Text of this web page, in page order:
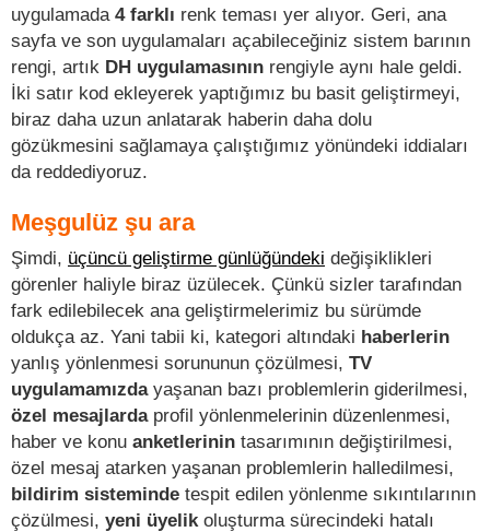
uygulamada 4 farklı renk teması yer alıyor. Geri, ana
sayfa ve son uygulamaları açabileceğiniz sistem barının
rengi, artık DH uygulamasının rengiyle aynı hale geldi.
İki satır kod ekleyerek yaptığımız bu basit geliştirmeyi,
biraz daha uzun anlatarak haberin daha dolu
gözükmesini sağlamaya çalıştığımız yönündeki iddiaları
da reddediyoruz.
Meşgulüz şu ara
Şimdi, üçüncü geliştirme günlüğündeki değişiklikleri
görenler haliyle biraz üzülecek. Çünkü sizler tarafından
fark edilebilecek ana geliştirmelerimiz bu sürümde
oldukça az. Yani tabii ki, kategori altındaki haberlerin
yanlış yönlenmesi sorununun çözülmesi, TV
uygulamamızdayaşanan bazı problemlerin giderilmesi,
özel mesajlardaprofil yönlenmelerinin düzenlenmesi,
haber ve konu anketlerinin tasarımının değiştirilmesi,
özel mesaj atarken yaşanan problemlerin halledilmesi,
bildirim sisteminde tespit edilen yönlenme sıkıntılarının
çözülmesi, yeni üyelikoluşturma sürecindeki hatalı